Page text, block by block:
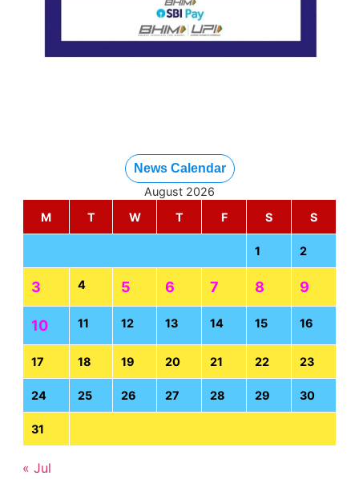
News Calendar
August 2026
M
T W T F S S
1 2
3 4 5 6 7 8 9
10 11 12 13 14 15 16
17 18 19 20 21 22 23
24 25 26 27 28 29 30
31
« Jul